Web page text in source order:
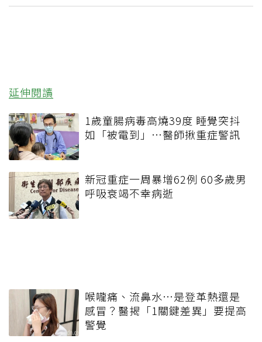
延伸閱讀
1歲童腸病毒高燒39度 睡覺突抖
如「被電到」…醫師揪重症警訊
新冠重症一周暴增62例 60多歲男
呼吸衰竭不幸病逝
喉嚨痛、流鼻水⋯是登革熱還是
感冒？醫揭「1關鍵差異」要提高
警覺